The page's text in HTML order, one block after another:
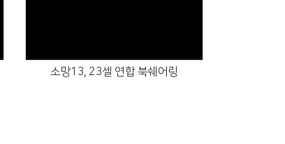
소망13, 23셀 연합 북쉐어링